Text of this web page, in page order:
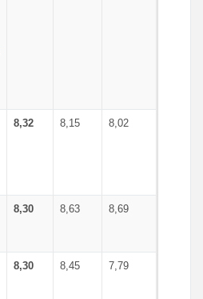
8,32 8,15 8,02
8,30 8,63 8,69
8,30 8,45 7,79